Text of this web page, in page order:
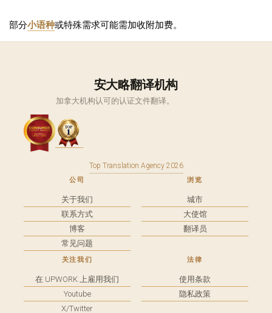
部分小语种或特殊需求可能需加收附加费。
安大略翻译机构
加拿大机构认可的认证文件翻译。
Top Translation Agency 2026
公司
关于我们
联系方式
博客
常见问题
浏览
城市
大使馆
翻译员
关注我们
在 UPWORK 上雇用我们
Youtube
X/Twitter
法律
使用条款
隐私政策